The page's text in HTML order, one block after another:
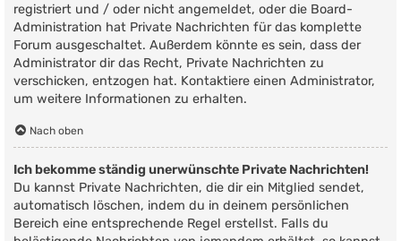
registriert und / oder nicht angemeldet, oder die Board-
Administration hat Private Nachrichten für das komplette
Forum ausgeschaltet. Außerdem könnte es sein, dass der
Administrator dir das Recht, Private Nachrichten zu
verschicken, entzogen hat. Kontaktiere einen Administrator,
um weitere Informationen zu erhalten.
Nach oben
Ich bekomme ständig unerwünschte Private Nachrichten!
Du kannst Private Nachrichten, die dir ein Mitglied sendet,
automatisch löschen, indem du in deinem persönlichen
Bereich eine entsprechende Regel erstellst. Falls du